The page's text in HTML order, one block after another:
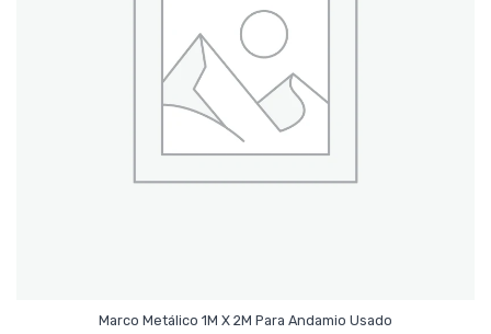
Marco Metálico 1M X 2M Para Andamio Usado